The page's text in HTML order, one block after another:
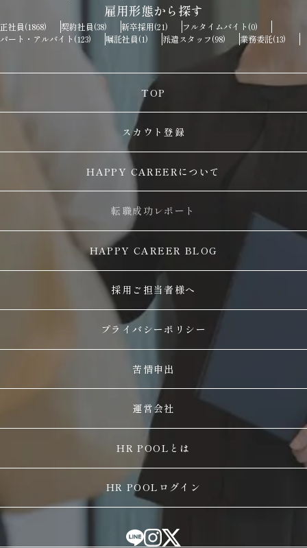
雇用形態から探す
正社員(1868) 契約社員(38) 新卒採用(21) フルタイムバイト (0)
パート・アルバイト (123) 嘱託社員(1) 派遣スタッフ(98) 業務委託(13)
TOP
スカウト登録
HAPPY CAREERについて
転職成功レポート
HAPPY CAREER BLOG
採用ご担当者様へ
プライバシーポリシー
苦情申出
運営会社
HR POOLとは
HR POOLログイン